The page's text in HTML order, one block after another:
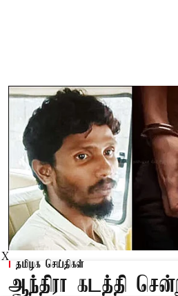
தமிழக செய்திகள்
ஆந்திரா கடத்தி
X